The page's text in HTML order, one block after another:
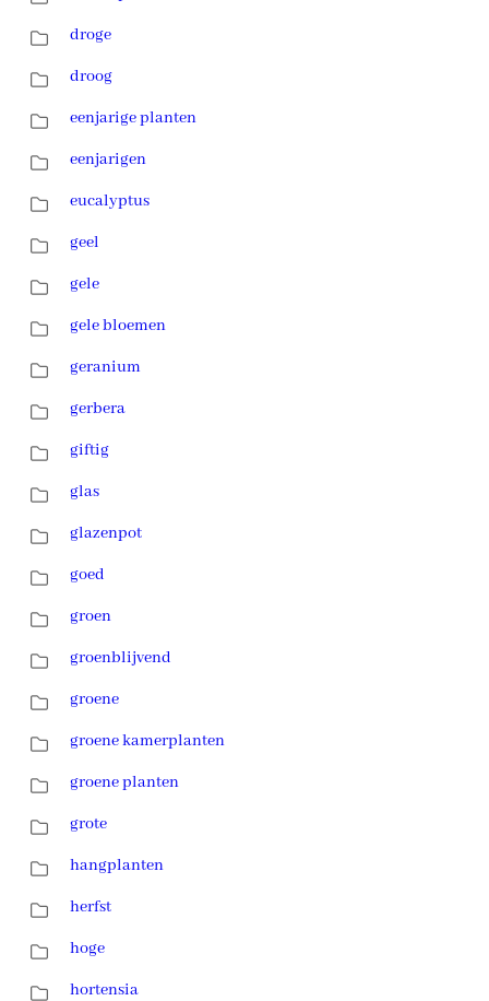
droge
droog
eenjarige planten
eenjarigen
eucalyptus
geel
gele
gele bloemen
geranium
gerbera
giftig
glas
glazenpot
goed
groen
groenblijvend
groene
groene kamerplanten
groene planten
grote
hangplanten
herfst
hoge
hortensia